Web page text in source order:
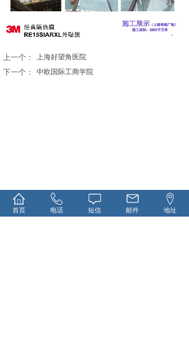
上一个： 上海好望角医院
下一个： 中欧国际工商学院
首页 电话 短信 邮件 地址